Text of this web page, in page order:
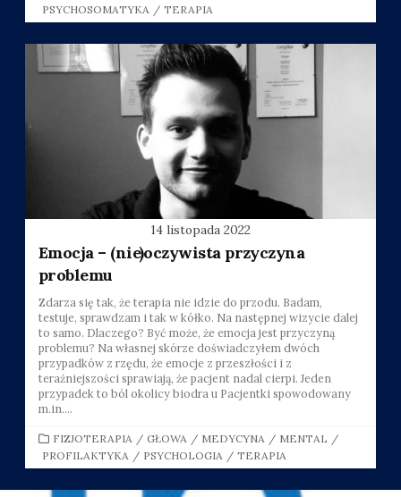
PSYCHOSOMATYKA / TERAPIA
14 listopada 2022
Emocja – (nie)oczywista przyczyna
problemu
Zdarza się tak, że terapia nie idzie do przodu. Badam,
testuje, sprawdzam i tak w kółko. Na następnej wizycie dalej
to samo. Dlaczego? Być może, że emocja jest przyczyną
problemu? Na własnej skórze doświadczyłem dwóch
przypadków z rzędu, że emocje z przeszłości i z
teraźniejszości sprawiają, że pacjent nadal cierpi. Jeden
przypadek to ból okolicy biodra u Pacjentki spowodowany
m.in....
CATEGORIES
FIZJOTERAPIA / GŁOWA / MEDYCYNA / MENTAL /
PROFILAKTYKA / PSYCHOLOGIA / TERAPIA